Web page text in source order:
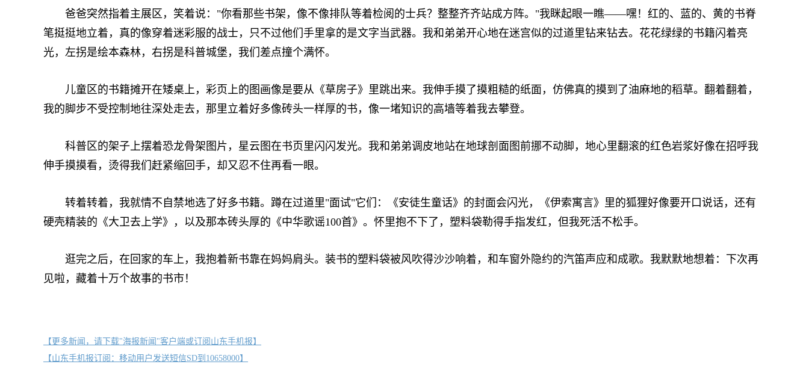
爸爸突然指着主展区，笑着说："你看那些书架，像不像排队等着检阅的士兵？整整齐齐站成方阵。"我眯起眼一瞧——嘿！红的、蓝的、黄的书脊
笔挺挺地立着，真的像穿着迷彩服的战士，只不过他们手里拿的是文字当武器。我和弟弟开心地在迷宫似的过道里钻来钻去。花花绿绿的书籍闪着亮
光，左拐是绘本森林，右拐是科普城堡，我们差点撞个满怀。
儿童区的书籍摊开在矮桌上，彩页上的图画像是要从《草房子》里跳出来。我伸手摸了摸粗糙的纸面，仿佛真的摸到了油麻地的稻草。翻着翻着，
我的脚步不受控制地往深处走去，那里立着好多像砖头一样厚的书，像一堵知识的高墙等着我去攀登。
科普区的架子上摆着恐龙骨架图片，星云图在书页里闪闪发光。我和弟弟调皮地站在地球剖面图前挪不动脚，地心里翻滚的红色岩浆好像在招呼我
伸手摸摸看，烫得我们赶紧缩回手，却又忍不住再看一眼。
转着转着，我就情不自禁地选了好多书籍。蹲在过道里"面试"它们：《安徒生童话》的封面会闪光，《伊索寓言》里的狐狸好像要开口说话，还有
硬壳精装的《大卫去上学》，以及那本砖头厚的《中华歌谣100首》。怀里抱不下了，塑料袋勒得手指发红，但我死活不松手。
逛完之后，在回家的车上，我抱着新书靠在妈妈肩头。装书的塑料袋被风吹得沙沙响着，和车窗外隐约的汽笛声应和成歌。我默默地想着：下次再
见啦，藏着十万个故事的书市！
【更多新闻，请下载"海报新闻"客户端或订阅山东手机报】
【山东手机报订阅：移动用户发送短信SD到10658000】